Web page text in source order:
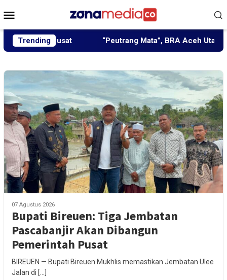
ke
Mobile
Trending
Pusat “Peutrang Mata”, BRA Aceh Utara Himpun
07 Agustus 2026
Bupati Bireuen: Tiga Jembatan
Pascabanjir Akan Dibangun
Pemerintah Pusat
BIREUEN — Bupati Bireuen Mukhlis memastikan Jembatan Ulee
Jalan di […]